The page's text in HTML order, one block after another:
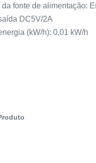
fonte de alimentação:
DC5V/2A
(kW/h): 0,01 kW/h